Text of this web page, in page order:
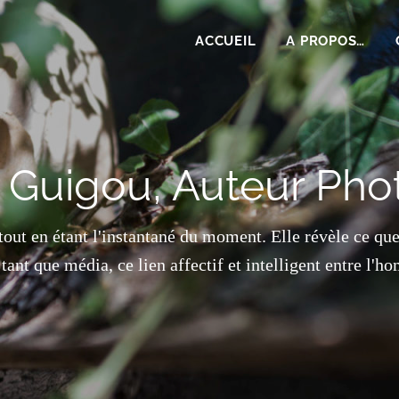
ACCUEIL A PROPOS…
Auteur
en étant l'instantané du moment. Elle révèle ce
que média, ce lien affectif et intelligent entre